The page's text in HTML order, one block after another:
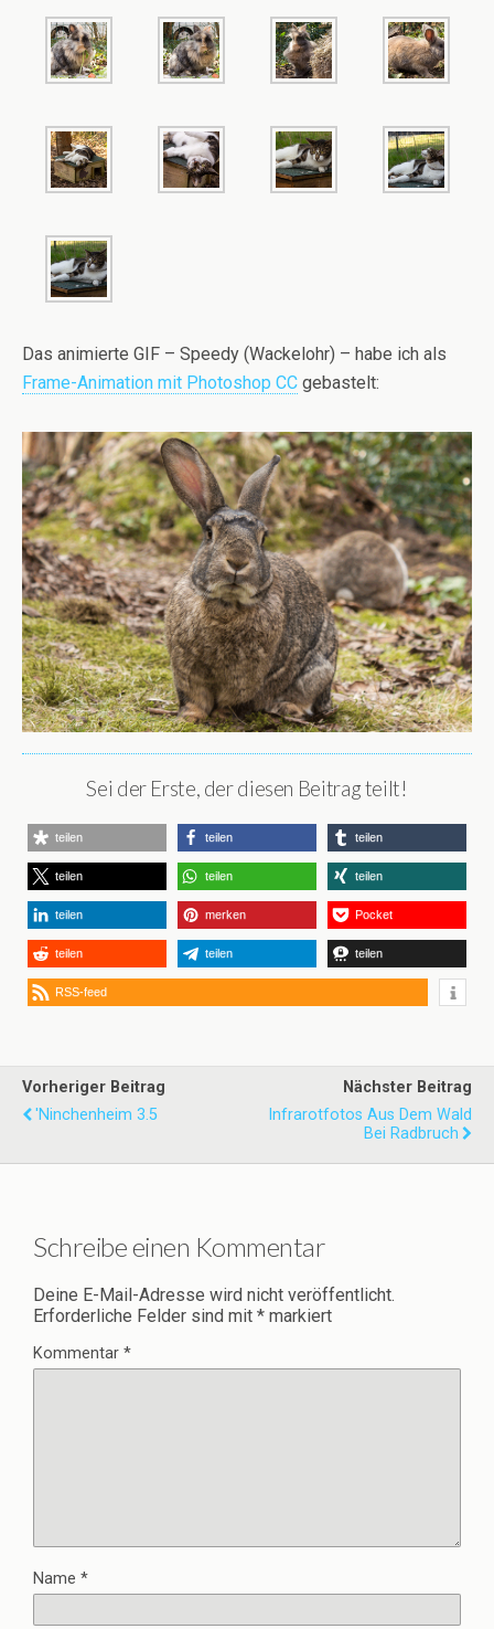
Das animierte GIF – Speedy (Wackelohr) – habe ich als
Frame-Animation mit Photoshop CC gebastelt:
Sei der Erste, der diesen Beitrag teilt!
teilen teilen teilen
teilen teilen teilen
teilen merken Pocket
teilen teilen teilen
RSS-feed
Vorheriger Beitrag
'ninchenheim 3.5
Nächster Beitrag
Infrarotfotos Aus Dem Wald
Bei Radbruch
Schreibe einen Kommentar
Deine E-Mail-Adresse wird nicht veröffentlicht.
Erforderliche Felder sind mit * markiert
Kommentar *
Name *